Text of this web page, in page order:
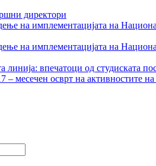
директори
на имплементацијата на
на имплементацијата на
впечатоци од студиската
– месечен осврт на активностите на